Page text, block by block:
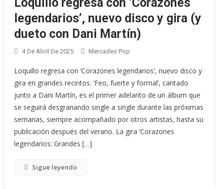
legendarios’, nuevo disco y gira (y
dueto con Dani Martín)
4 De Abril De 2025 Mercadeo Pop
Loquillo regresa con ‘Corazones legendarios‘, nuevo disco y
gira en grandes recintos. ‘Feo, fuerte y formal’, cantado
junto a Dani Martín, es el primer adelanto de un álbum que
se seguirá desgranando single a single durante las próximas
semanas, siempre acompañado por otros artistas, hasta su
publicación después del verano. La gira ‘Corazones
legendarios: Grandes […]
Sigue leyendo